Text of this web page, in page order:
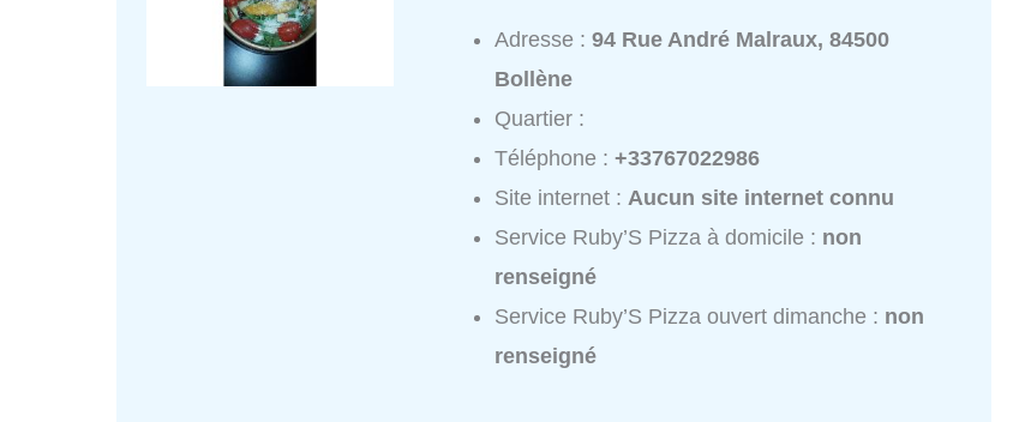
Adresse :94 Rue André Malraux, 84500
Bollène
Quartier :
Téléphone :+33767022986
Site internet :Aucun site internet connu
Service Ruby’S Pizza à domicile : non
renseigné
Service Ruby’S Pizza ouvert dimanche : non
renseigné